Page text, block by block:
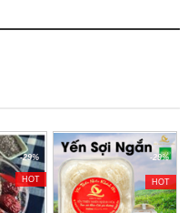
-29%
HOT
-29%
HOT